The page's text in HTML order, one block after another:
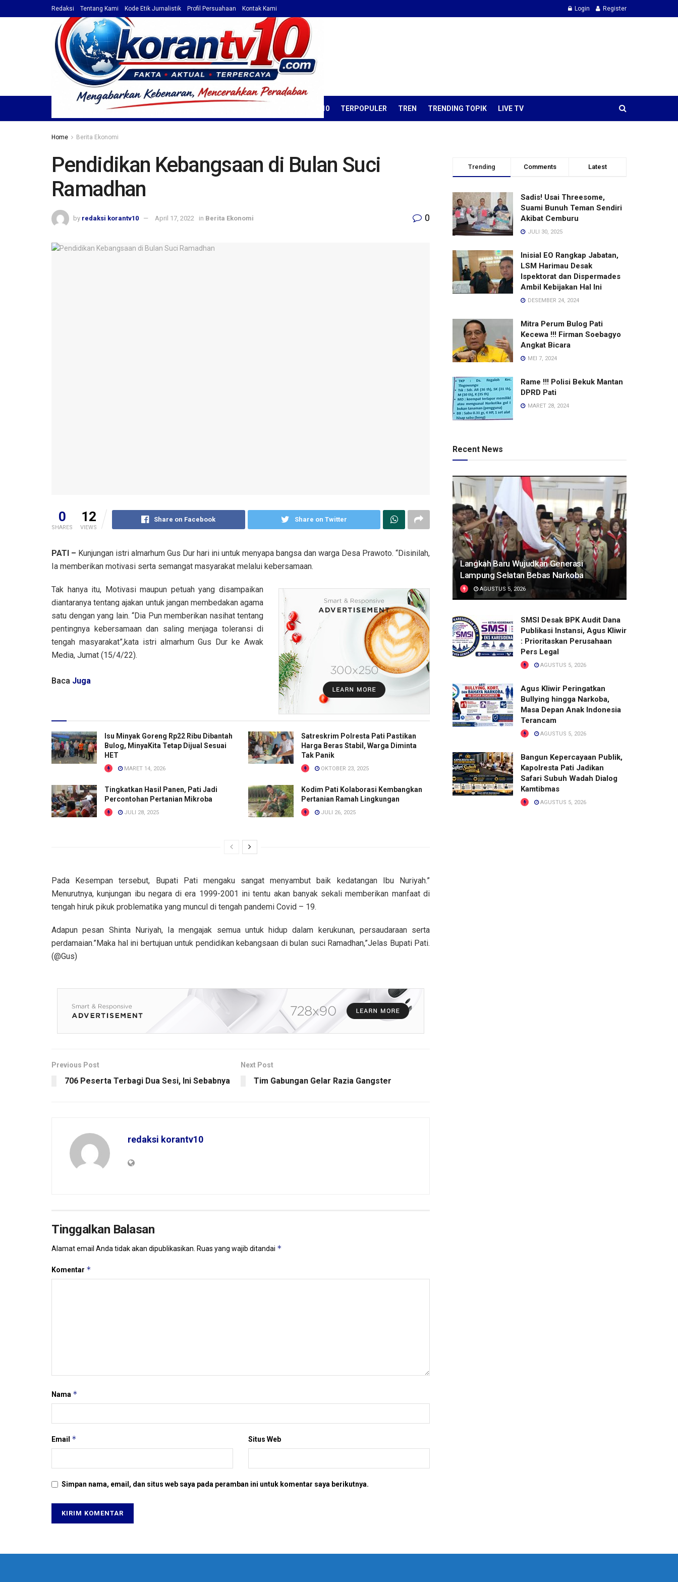
Redaksi Tentang Kami Kode Etik Jurnalistik Profil Persuahaan Kontak Kami Login Register
TOP NEWS BERITA KORAN TV10 TERPOPULER TREN TRENDING TOPIK LIVE TV
Home Berita Ekonomi
Pendidikan Kebangsaan di Bulan Suci
Ramadhan
by redaksi korantv10 April 17, 2022 in Berita Ekonomi 0
0
SHARES
12
VIEWS
Share on Facebook Share on Twitter
PATI – Kunjungan istri almarhum Gus Dur hari ini untuk menyapa bangsa dan warga Desa Prawoto. “Disinilah,
Ia memberikan motivasi serta semangat masyarakat melalui kebersamaan.
Tak hanya itu, Motivasi maupun petuah yang disampaikan
diantaranya tentang ajakan untuk jangan membedakan agama
satu dengan yang lain. “Dia Pun memberikan nasihat tentang
pentingnya kebersamaan dan saling menjaga toleransi di
tengah masyarakat”,kata istri almarhum Gus Dur ke Awak
Media, Jumat (15/4/22).
Baca Juga
Isu Minyak Goreng Rp22 Ribu Dibantah
Bulog, MinyaKita Tetap Dijual Sesuai
HET
MARET 14, 2026
Satreskrim Polresta Pati Pastikan
Harga Beras Stabil, Warga Diminta
Tak Panik
OKTOBER 23, 2025
Tingkatkan Hasil Panen, Pati Jadi
Percontohan Pertanian Mikroba
JULI 28, 2025
Kodim Pati Kolaborasi Kembangkan
Pertanian Ramah Lingkungan
JULI 26, 2025
Pada Kesempan tersebut, Bupati Pati mengaku sangat menyambut baik kedatangan Ibu Nuriyah.”
Menurutnya, kunjungan ibu negara di era 1999-2001 ini tentu akan banyak sekali memberikan manfaat di
tengah hiruk pikuk problematika yang muncul di tengah pandemi Covid – 19.
Adapun pesan Shinta Nuriyah, Ia mengajak semua untuk hidup dalam kerukunan, persaudaraan serta
perdamaian.”Maka hal ini bertujuan untuk pendidikan kebangsaan di bulan suci Ramadhan,”Jelas Bupati Pati.
(@Gus)
Previous Post
706 Peserta Terbagi Dua Sesi, Ini Sebabnya
Next Post
Tim Gabungan Gelar Razia Gangster
redaksi korantv10
Tinggalkan Balasan
Alamat email Anda tidak akan dipublikasikan. Ruas yang wajib ditandai *
Komentar *
Nama *
Email * Situs Web
Simpan nama, email, dan situs web saya pada peramban ini untuk komentar saya berikutnya.
Trending Comments Latest
Sadis! Usai Threesome,
Suami Bunuh Teman Sendiri
Akibat Cemburu
JULI 30, 2025
Inisial EO Rangkap Jabatan,
LSM Harimau Desak
Ispektorat dan Dispermades
Ambil Kebijakan Hal Ini
DESEMBER 24, 2024
Mitra Perum Bulog Pati
Kecewa !!! Firman Soebagyo
Angkat Bicara
MEI 7, 2024
Rame !!! Polisi Bekuk Mantan
DPRD Pati
MARET 28, 2024
Recent News
Langkah Baru Wujudkan Generasi
Lampung Selatan Bebas Narkoba
AGUSTUS 5, 2026
SMSI Desak BPK Audit Dana
Publikasi Instansi, Agus Kliwir
: Prioritaskan Perusahaan
Pers Legal
AGUSTUS 5, 2026
Agus Kliwir Peringatkan
Bullying hingga Narkoba,
Masa Depan Anak Indonesia
Terancam
AGUSTUS 5, 2026
Bangun Kepercayaan Publik,
Kapolresta Pati Jadikan
Safari Subuh Wadah Dialog
Kamtibmas
AGUSTUS 5, 2026